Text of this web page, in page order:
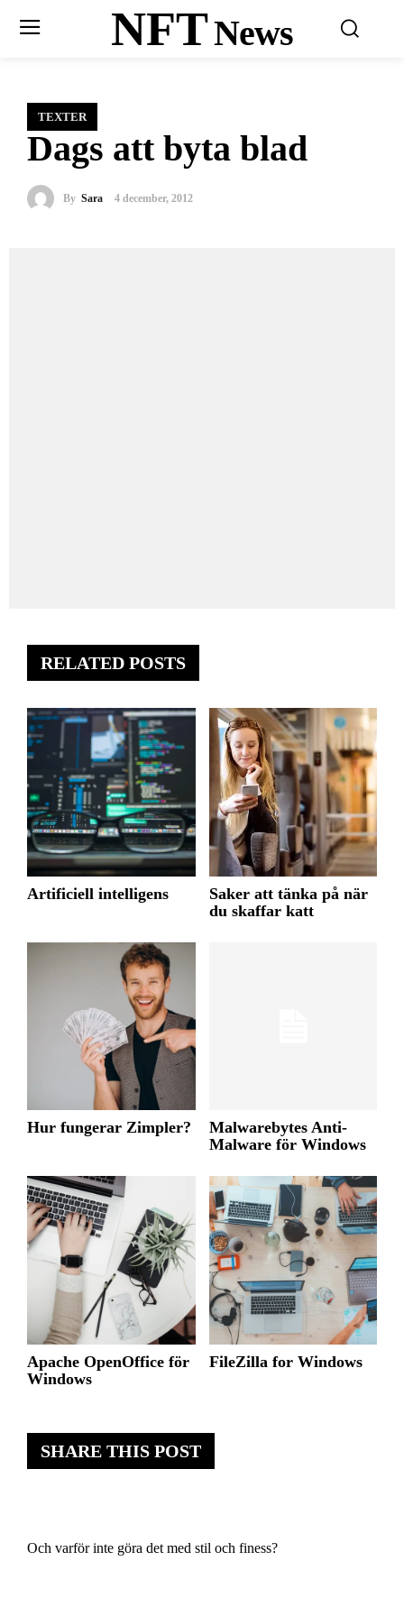
NFTNews
TEXTER
Dags att byta blad
By Sara 4 december, 2012
SHARE THIS POST
Och varför inte göra det med stil och finess?
RELATED POSTS
Artificiell intelligens
Saker att tänka på när
du skaffar katt
Hur fungerar Zimpler?
Malwarebytes Anti-
Malware för Windows
Apache OpenOffice för
Windows
FileZilla for Windows